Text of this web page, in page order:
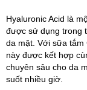
Hyaluronic Acid là
được sử dụng trong
da mặt. Với sữa tắm
này được kết hợp
chuyên sâu cho da
suốt nhiều giờ.